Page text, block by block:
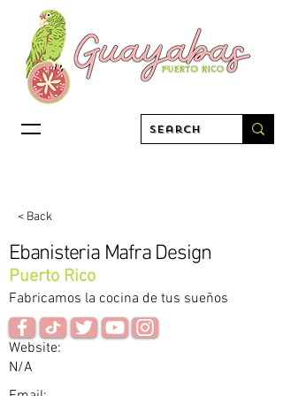
< Back
Ebanisteria Mafra Design
Puerto Rico
Fabricamos la cocina de tus sueños
Website:
N/A